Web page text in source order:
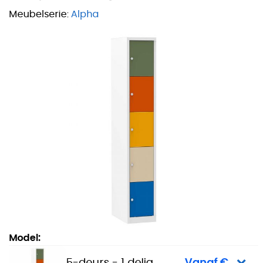
Meubelserie: Alpha
Model: